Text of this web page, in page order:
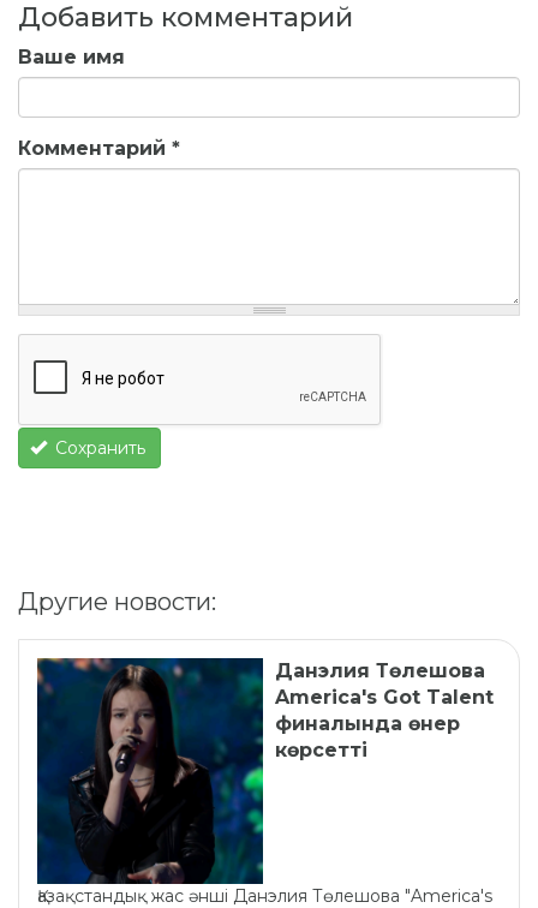
Добавить комментарий
Ваше имя
Комментарий *
Сохранить
Другие новости:
Данэлия Төлешова
America's Got Talent
финалында өнер
көрсетті
Қазақстандық жас әнші Данэлия Төлешова "America's